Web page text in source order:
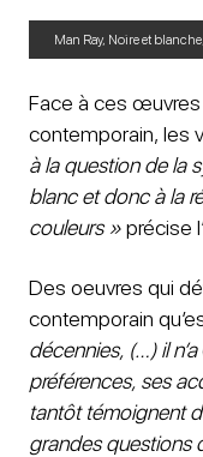
Man Ray, Noire et
Face à ces œuvres
contemporain, les
à la question de la
blanc et donc à la
couleurs »précise
Des oeuvres qui
contemporain
décennies, (…) il n’a
préférences, ses
tantôt témoignent
grandes questions